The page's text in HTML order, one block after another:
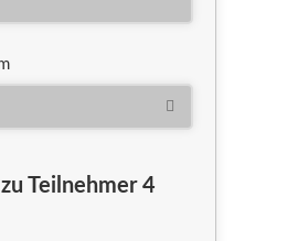
Teilnehmer 4